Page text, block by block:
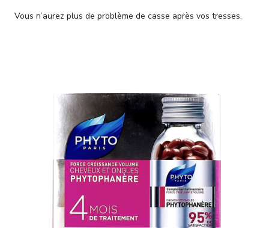
Vous n’aurez plus de problème de casse après vos tresses.